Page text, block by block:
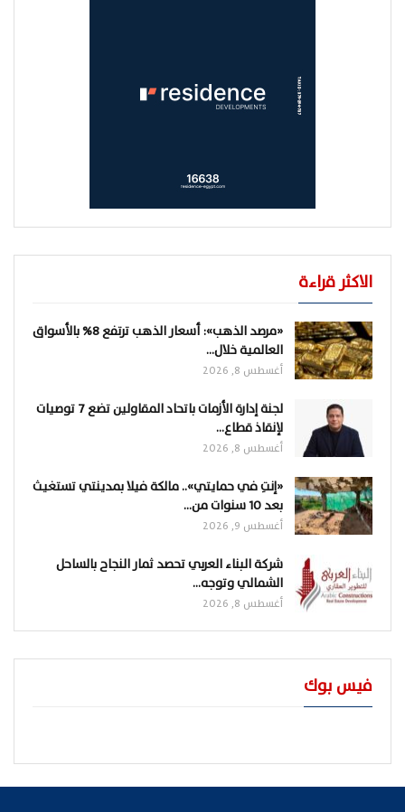
الاكثر قراءة
«مرصد الذهب»: أسعار الذهب ترتفع 8% بالأسواق
العالمية خلال…
أغسطس 8, 2026
لجنة إدارة الأزمات باتحاد المقاولين تضع 7 توصيات
لإنقاذ قطاع…
أغسطس 8, 2026
«إنتِ في حمايتي».. مالكة فيلا بمدينتي تستغيث
بعد 10 سنوات من…
أغسطس 9, 2026
شركة البناء العربي تحصد ثمار النجاح بالساحل
الشمالي وتوجه…
أغسطس 8, 2026
فيس بوك